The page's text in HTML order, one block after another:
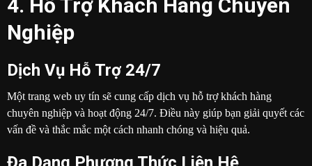
4. Hỗ Trợ Khách Hàng Chuyên
Nghiệp
Dịch Vụ Hỗ Trợ 24/7
Một trang web uy tín sẽ cung cấp dịch vụ hỗ trợ khách hàng
chuyên nghiệp và hoạt động 24/7. Điều này giúp bạn giải quyết các
vấn đề và thắc mắc một cách nhanh chóng và hiệu quả.